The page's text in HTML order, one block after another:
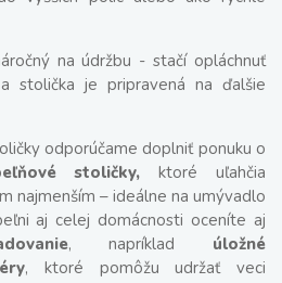
na údržbu - stačí opláchnuť
stolička je pripravená na ďalšie
odporúčame doplniť ponuku o
stoličky,
ktoré uľahčia
najmenším – ideálne na umývadlo
aj celej domácnosti oceníte aj
, napríklad
úložné
, ktoré pomôžu udržať veci